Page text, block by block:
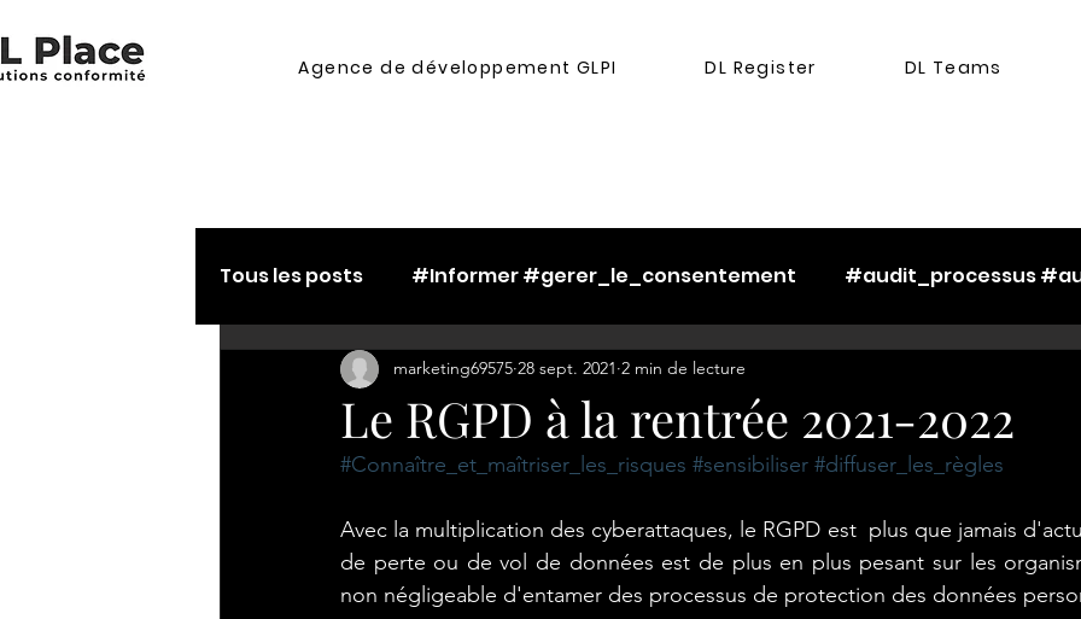
Agence de développement GLPI DL Register DL Teams
Tous les posts #Informer #gerer_le_consentement #audit_processus
#Connaître_et_maîtriser_les_risques #ethique
#maîtriser_contractualiser_partage_ #gerer_l_opposition
#sensibiliser #diffuser_les_règles #inventaire_cartographie_registre
Le RGPD à la rentrée 2021-2022
marketing69575 28 sept. 2021 2 min de lecture
#Connaître_et_maîtriser_les_risques #sensibiliser #diffuser_les_règles
Avec la multiplication des cyberattaques, le RGPD est  plus que jamais
de perte ou de vol de données est de plus en plus pesant sur les
non négligeable d'entamer des processus de protection des données